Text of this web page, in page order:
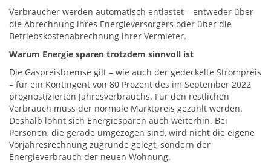
Verbraucher werden automatisch entlastet – entweder über
die Abrechnung ihres Energieversorgers oder über die
Betriebskostenabrechnung ihrer Vermieter.
Warum Energie sparen trotzdem sinnvoll ist
Die Gaspreisbremse gilt – wie auch der gedeckelte Strompreis
– für ein Kontingent von 80 Prozent des im September 2022
prognostizierten Jahresverbrauchs. Für den restlichen
Verbrauch muss der normale Marktpreis gezahlt werden.
Deshalb lohnt sich Energiesparen auch weiterhin. Bei
Personen, die gerade umgezogen sind, wird nicht die eigene
Vorjahresrechnung zugrunde gelegt, sondern der
Energieverbrauch der neuen Wohnung.